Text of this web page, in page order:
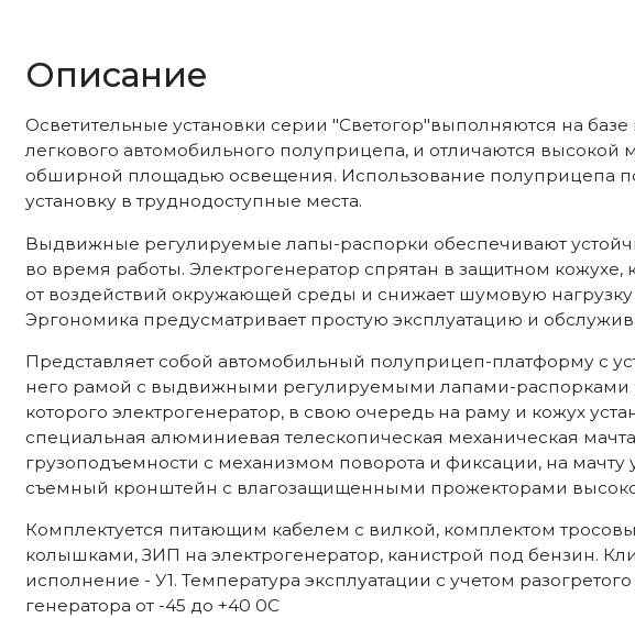
Описание
Осветительные установки серии "Светогор"выполняются на
легкового автомобильного полуприцепа, и отличаются высокой
обширной площадью освещения. Использование полуприцепа
установку в труднодоступные места.
Выдвижные регулируемые лапы-распорки обеспечивают
во время работы. Электрогенератор спрятан в защитном кожухе,
от воздействий окружающей среды и снижает шумовую нагрузку
Эргономика предусматривает простую эксплуатацию и
Представляет собой автомобильный полуприцеп-платформу с
него рамой с выдвижными регулируемыми лапами-распорками
которого электрогенератор, в свою очередь на раму и кожух
специальная алюминиевая телескопическая механическая
грузоподъемности с механизмом поворота и фиксации, на мачту
съемный кронштейн с влагозащищенными прожекторами
Комплектуется питающим кабелем с вилкой, комплектом
колышками, ЗИП на электрогенератор, канистрой под бензин.
исполнение - У1. Температура эксплуатации с учетом разогретого
генератора от -45 до +40 0С